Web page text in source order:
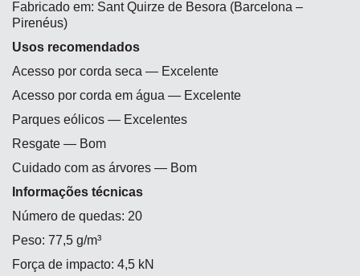
Fabricado em: Sant Quirze de Besora (Barcelona –
Pirenéus)
Usos recomendados
Acesso por corda seca — Excelente
Acesso por corda em água — Excelente
Parques eólicos — Excelentes
Resgate — Bom
Cuidado com as árvores — Bom
Informações técnicas
Número de quedas: 20
Peso: 77,5 g/m³
Força de impacto: 4,5 kN